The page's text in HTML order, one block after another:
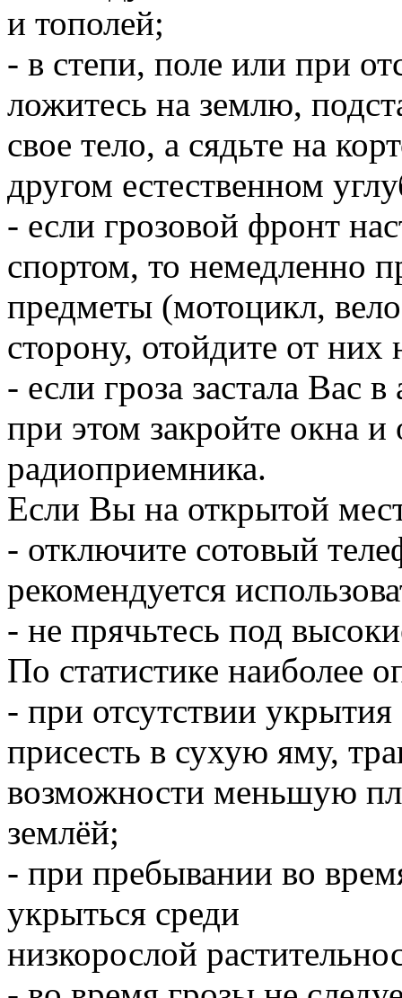
и тополей;
- в степи, поле или при
ложитесь на землю,
свое тело, а сядьте на
другом естественном
- если грозовой фронт
спортом, то немедленно
предметы (мотоцикл,
сторону, отойдите от
- если гроза застала Вас
при этом закройте окна и
радиоприемника.
Если Вы на открытой
- отключите сотовый
рекомендуется
- не прячьтесь под
По статистике наиболее
- при отсутствии
присесть в сухую яму,
возможности меньшую
землёй;
- при пребывании во
укрыться среди
низкорослой